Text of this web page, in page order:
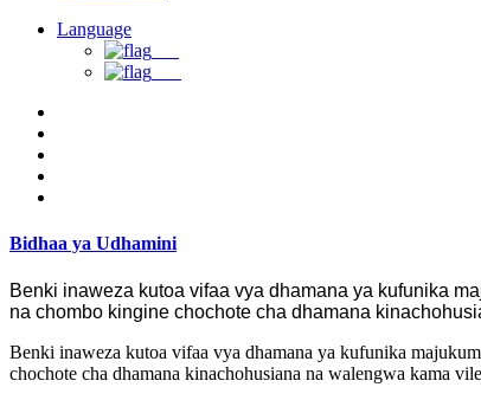
Language
Bidhaa ya Udhamini
Benki inaweza kutoa vifaa vya dhamana ya kufunika
na chombo kingine chochote cha dhamana
Benki inaweza kutoa vifaa vya dhamana ya kufunika
chochote cha dhamana kinachohusiana na walengwa kama